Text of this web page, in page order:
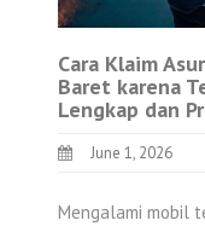
Cara Klaim
Baret karena
Lengkap dan
June 1, 2026
Mengalami mobil